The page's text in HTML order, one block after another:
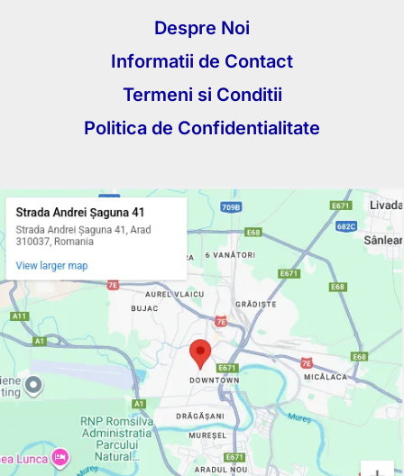
Despre Noi
Informatii de Contact
Termeni si Conditii
Politica de Confidentialitate